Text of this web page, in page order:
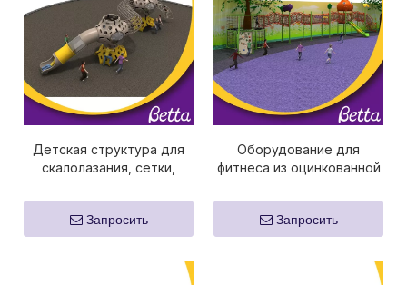
Детская структура для
скалолазания, сетки,
Запросить
Оборудование для
фитнеса из оцинкованной
Запросить